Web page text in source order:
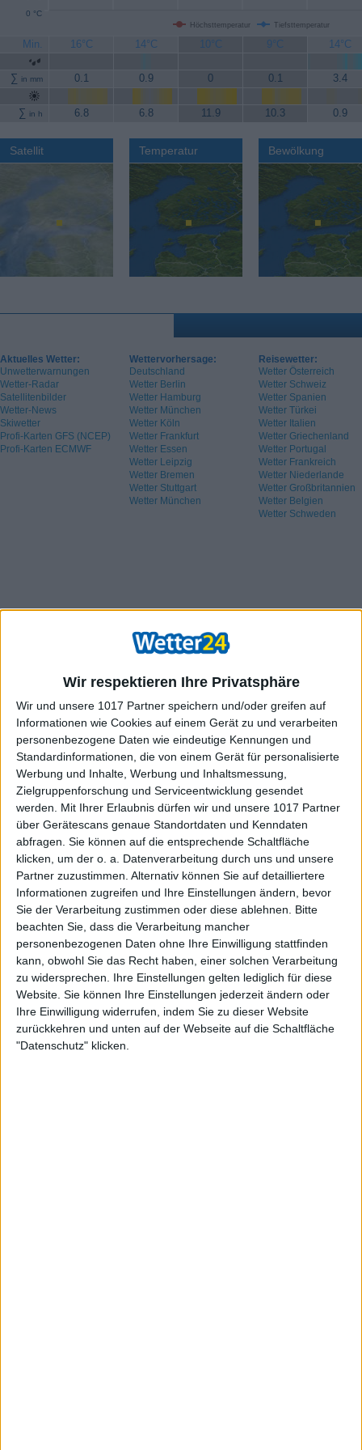
Wir respektieren Ihre Privatsphäre
Wir und unsere 1017 Partner speichern und/oder greifen auf
Informationen wie Cookies auf einem Gerät zu und verarbeiten
personenbezogene Daten wie eindeutige Kennungen und
Standardinformationen, die von einem Gerät für personalisierte
Werbung und Inhalte, Werbung und Inhaltsmessung,
Zielgruppenforschung und Serviceentwicklung gesendet
werden.
Mit Ihrer Erlaubnis dürfen wir und unsere 1017 Partner
über Gerätescans genaue Standortdaten und Kenndaten
abfragen. Sie können auf die entsprechende Schaltfläche
klicken, um der o. a. Datenverarbeitung durch uns und unsere
Partner zuzustimmen. Alternativ können Sie auf detailliertere
Informationen zugreifen und Ihre Einstellungen ändern, bevor
Sie der Verarbeitung zustimmen oder diese ablehnen.
Bitte
beachten Sie, dass die Verarbeitung mancher
personenbezogenen Daten ohne Ihre Einwilligung stattfinden
kann, obwohl Sie das Recht haben, einer solchen Verarbeitung
zu widersprechen. Ihre Einstellungen gelten lediglich für diese
Website. Sie können Ihre Einstellungen jederzeit ändern oder
Ihre Einwilligung widerrufen, indem Sie zu dieser Website
zurückkehren und unten auf der Webseite auf die Schaltfläche
"Datenschutz" klicken.
Höchsttemperatur Tiefsttemperatur
0 °C
Min. 16°C 14°C 10°C 9°C 14°C
∑ in mm 0.1 0.9 0 0.1 3.4
∑ in h 6.8 6.8 11.9 10.3 0.9
Satellit Temperatur Bewölkung
Aktuelles Wetter:
Unwetterwarnungen
Wetter-Radar
Satellitenbilder
Wetter-News
Skiwetter
Profi-Karten GFS (NCEP)
Profi-Karten ECMWF
Wettervorhersage:
Deutschland
Wetter Berlin
Wetter Hamburg
Wetter München
Wetter Köln
Wetter Frankfurt
Wetter Essen
Wetter Leipzig
Wetter Bremen
Wetter Stuttgart
Wetter München
Reisewetter:
Wetter Österreich
Wetter Schweiz
Wetter Spanien
Wetter Türkei
Wetter Italien
Wetter Griechenland
Wetter Portugal
Wetter Frankreich
Wetter Niederlande
Wetter Großbritannien
Wetter Belgien
Wetter Schweden